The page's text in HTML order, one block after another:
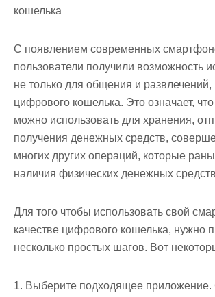
кошелька
С появлением современных
пользователи получили возможность
не только для общения и развлечений,
цифрового кошелька. Это означает,
можно использовать для хранения,
получения денежных средств,
многих других операций, которые
наличия физических денежных
Для того чтобы использовать свой
качестве цифрового кошелька, нужно
несколько простых шагов. Вот
1. Выберите подходящее приложение.